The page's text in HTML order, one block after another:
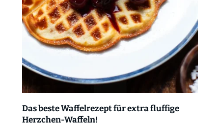
Das beste Waffelrezept für extra fluffige
Herzchen-Waffeln!